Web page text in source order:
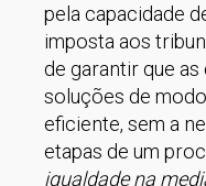
pela capacidade
imposta aos
de garantir que
soluções de
eficiente, sem a
etapas de um
igualdade na